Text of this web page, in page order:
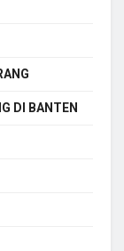
DI BANTEN